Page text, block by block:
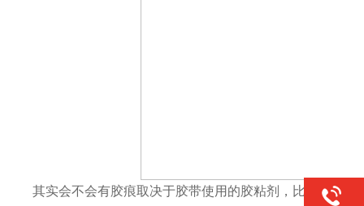
其实会不会有胶痕取决于胶带使用的胶粘剂，比如号称